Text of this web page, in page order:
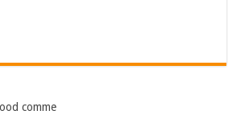
comme